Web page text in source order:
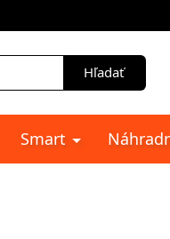
Hľadať
Smart